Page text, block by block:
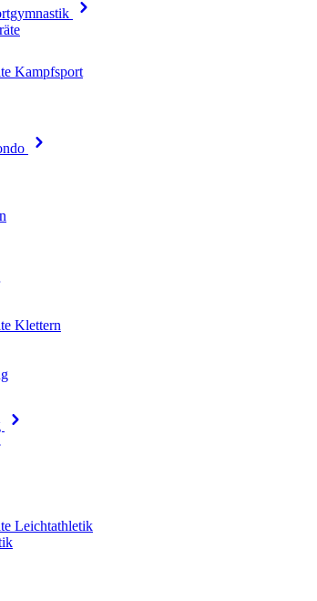
Kampfsport
Klettern
Leichtathletik